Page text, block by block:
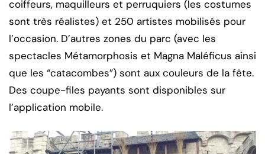
coiffeurs, maquilleurs et perruquiers (les costumes
sont très réalistes) et 250 artistes mobilisés pour
l’occasion. D’autres zones du parc (avec les
spectacles Métamorphosis et Magna Maléficus ainsi
que les “catacombes”) sont aux couleurs de la fête.
Des coupe-files payants sont disponibles sur
l’application mobile.